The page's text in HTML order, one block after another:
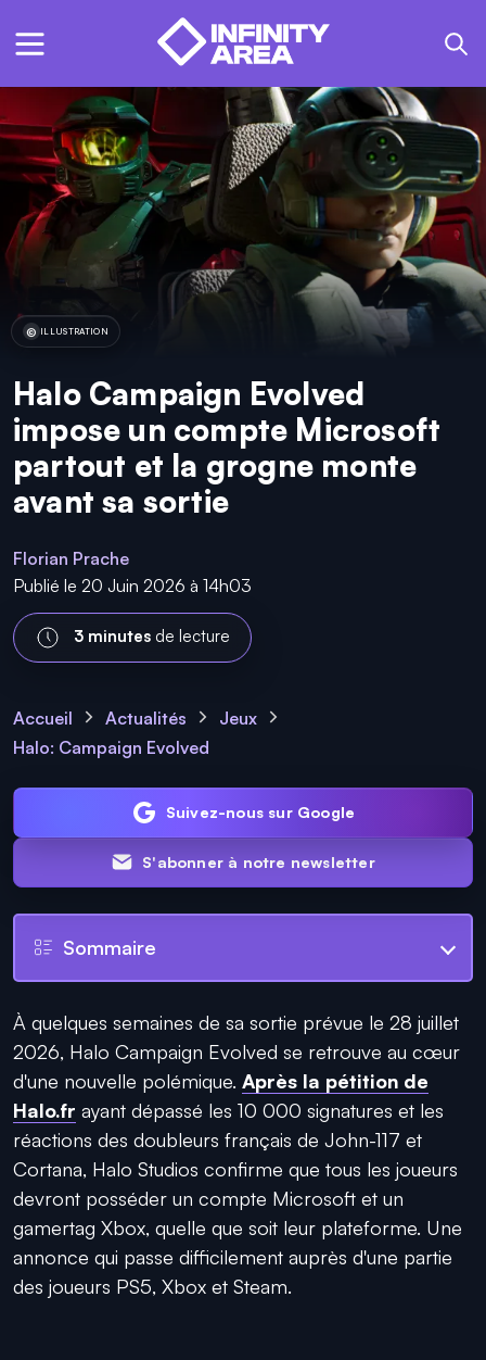
ILLUSTRATION
Halo Campaign Evolved
impose un compte Microsoft
partout et la grogne monte
avant sa sortie
Florian Prache
Publié le 20 Juin 2026 à 14h03
3 minutes de lecture
Accueil Actualités
Jeux
Halo: Campaign Evolved
Suivez-nous sur Google
S'abonner à notre newsletter
Sommaire
À quelques semaines de sa sortie prévue le 28 juillet
2026, Halo Campaign Evolved se retrouve au cœur
d'une nouvelle polémique. Après la pétition de
Halo.fr ayant dépassé les 10 000 signatures et les
réactions des doubleurs français de John-117 et
Cortana, Halo Studios confirme que tous les joueurs
devront posséder un compte Microsoft et un
gamertag Xbox, quelle que soit leur plateforme. Une
annonce qui passe difficilement auprès d'une partie
des joueurs PS5, Xbox et Steam.